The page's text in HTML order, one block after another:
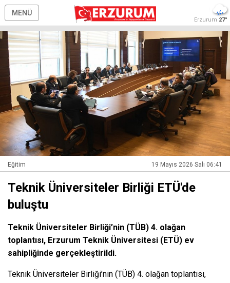
MENÜ
Erzurum 27°
Eğitim 19 Mayıs 2026 Salı 06:41
Teknik Üniversiteler Birliği ETÜ'de
buluştu
Teknik Üniversiteler Birliği’nin (TÜB) 4. olağan
toplantısı, Erzurum Teknik Üniversitesi (ETÜ) ev
sahipliğinde gerçekleştirildi.
Teknik Üniversiteler Birliği’nin (TÜB) 4. olağan toplantısı,